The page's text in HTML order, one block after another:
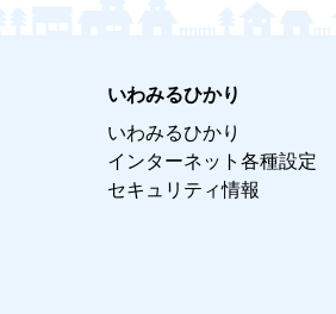
いわみるひかり
いわみるひかり
インターネット各種設定
セキュリティ情報